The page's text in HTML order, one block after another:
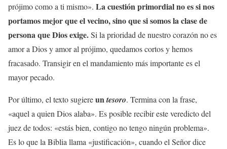
prójimo como a ti mismo». La cuestión primordial no es si nos
portamos mejor que el vecino, sino que si somos la clase de
persona que Dios exige.Si la prioridad de nuestro corazón no es
amor a Dios y amor al prójimo, quedamos cortos y hemos
fracasado. Transigir en el mandamiento más importante es el
mayor pecado.
Por último, el texto sugiereuntesoro. Termina con la frase,
«aquel a quien Dios alaba». Es posible recibir este veredicto del
juez de todos: «estás bien, contigo no tengo ningún problema».
Es lo que la Biblia llama «justificación», cuando el Señor dice